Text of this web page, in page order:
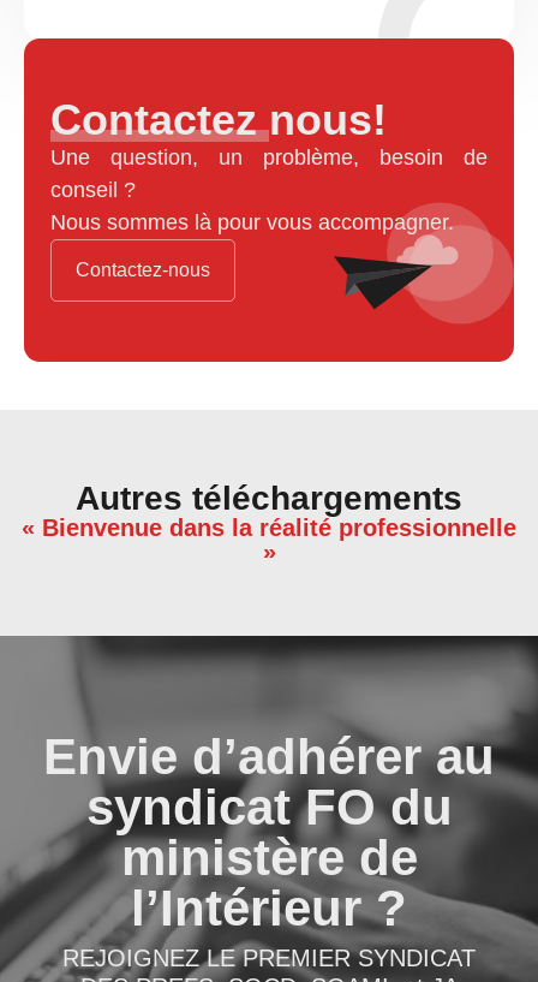
Contactez nous!
Une question, un problème, besoin de
conseil ?
Nous sommes là pour vous accompagner.
Contactez-nous
Autres téléchargements
« Bienvenue dans la réalité professionnelle
»
Envie d’adhérer au
syndicat FO du
ministère de
l’Intérieur ?
REJOIGNEZ LE PREMIER SYNDICAT